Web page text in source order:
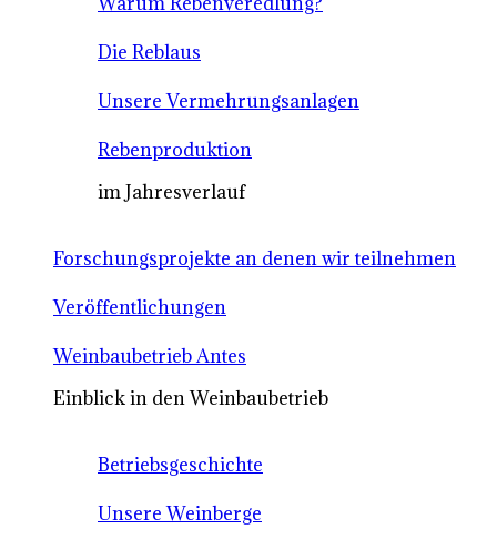
Die Reblaus
Unsere Vermehrungsanlagen
Rebenproduktion
im Jahresverlauf
Forschungsprojekte an denen wir teilnehmen
Veröffentlichungen
Weinbaubetrieb Antes
Einblick in den Weinbaubetrieb
Betriebsgeschichte
Unsere Weinberge